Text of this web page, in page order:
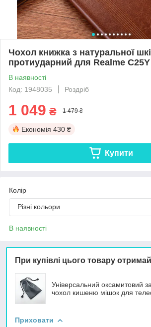
Чохол книжка з натуральної
протиударний для Realme
В наявності
Код: 1948035
Роздріб
1 049 ₴ 1 479 ₴
Економія 430 ₴
Купити
Колір
Різні кольори
В наявності
При купівлі цього товару
Універсальний оксамитовий
чохол кишеню мішок для
Приховати